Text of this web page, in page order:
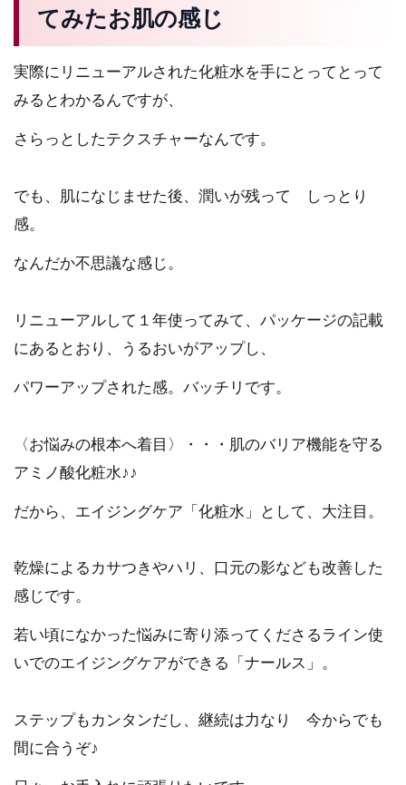
てみたお肌の感じ
実際にリニューアルされた化粧水を手にとってとって
みるとわかるんですが、
さらっとしたテクスチャーなんです。
でも、肌になじませた後、潤いが残って しっとり
感。
なんだか不思議な感じ。
リニューアルして１年使ってみて、パッケージの記載
にあるとおり、うるおいがアップし、
パワーアップされた感。バッチリです。
〈お悩みの根本へ着目〉・・・肌のバリア機能を守る
アミノ酸化粧水♪♪
だから、エイジングケア「化粧水」として、大注目。
乾燥によるカサつきやハリ、口元の影なども改善した
感じです。
若い頃になかった悩みに寄り添ってくださるライン使
いでのエイジングケアができる「ナールス」。
ステップもカンタンだし、継続は力なり 今からでも
間に合うぞ♪